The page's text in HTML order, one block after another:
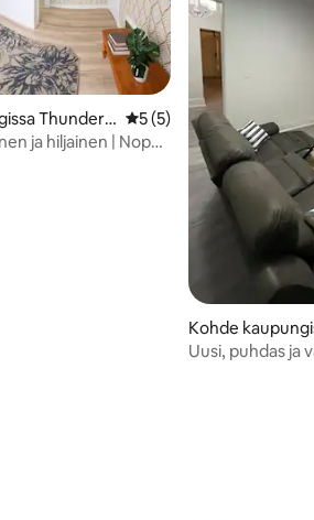
Thunder
Keskimääräinen arvio 5/
5 (5)
ja hiljainen | Nopea
Kohde
Bay
Uusi, puhdas ja